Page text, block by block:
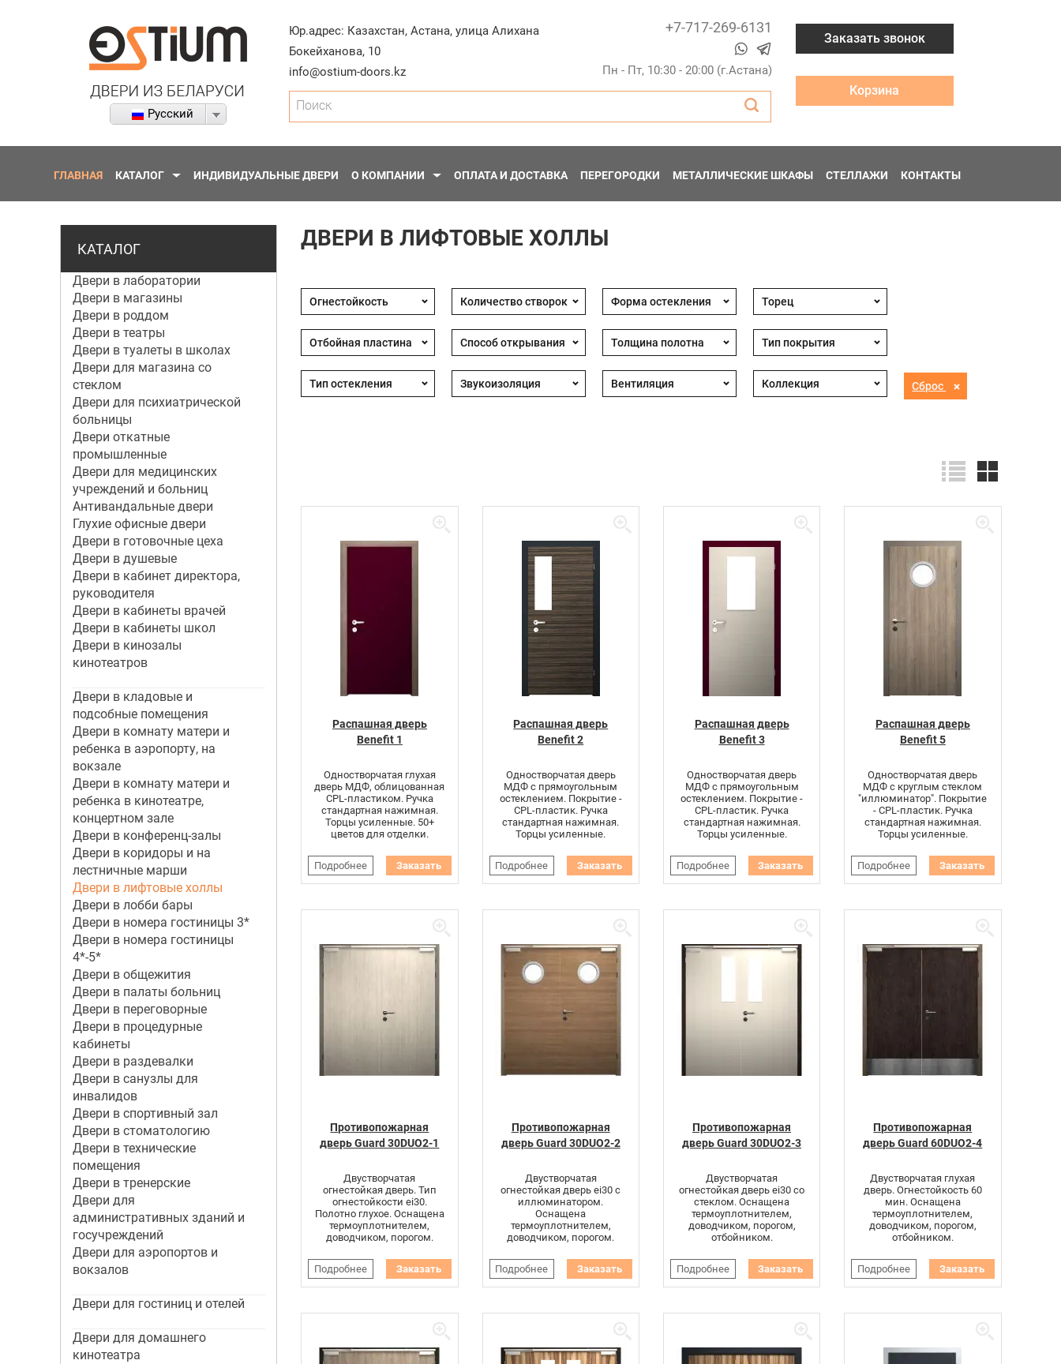
Русский
Юр.адрес: Казахстан,Астана,улица Алихана
Бокейханова, 10
info@ostium-doors.kz
+7-717-269-6131
Пн - Пт, 10:30 - 20:00 (г.Астана)
Поиск
Заказать звонок
Корзина
ГЛАВНАЯ КАТАЛОГ ИНДИВИДУАЛЬНЫЕ ДВЕРИ О КОМПАНИИ ОПЛАТА И ДОСТАВКА ПЕРЕГОРОДКИ МЕТАЛЛИЧЕСКИЕ ШКАФЫ СТЕЛЛАЖИ КОНТАКТЫ
КАТАЛОГ
Двери в лаборатории
Двери в магазины
Двери в роддом
Двери в театры
Двери в туалеты в школах
Двери для магазина со
стеклом
Двери для психиатрической
больницы
Двери откатные
промышленные
Двери для медицинских
учреждений и больниц
Антивандальные двери
Глухие офисные двери
Двери в готовочные цеха
Двери в душевые
Двери в кабинет директора,
руководителя
Двери в кабинеты врачей
Двери в кабинеты школ
Двери в кинозалы
кинотеатров
Двери в кладовые и
подсобные помещения
Двери в комнату матери и
ребенка в аэропорту, на
вокзале
Двери в комнату матери и
ребенка в кинотеатре,
концертном зале
Двери в конференц-залы
Двери в коридоры и на
лестничные марши
Двери в лифтовые холлы
Двери в лобби бары
Двери в номера гостиницы 3*
Двери в номера гостиницы
4*-5*
Двери в общежития
Двери в палаты больниц
Двери в переговорные
Двери в процедурные
кабинеты
Двери в раздевалки
Двери в санузлы для
инвалидов
Двери в спортивный зал
Двери в стоматологию
Двери в технические
помещения
Двери в тренерские
Двери для
административных зданий и
госучреждений
Двери для аэропортов и
вокзалов
Двери для гостиниц и отелей
Двери для домашнего
кинотеатра
ДВЕРИ В ЛИФТОВЫЕ ХОЛЛЫ
Сброс
Распашная дверь
Benefit 1
Одностворчатая глухая
дверь МДФ, облицованная
CPL-пластиком. Ручка
стандартная нажимная.
Торцы усиленные. 50+
цветов для отделки.
Подробнее Заказать
Распашная дверь
Benefit 2
Одностворчатая дверь
МДФ с прямоугольным
остеклением. Покрытие -
CPL-пластик. Ручка
стандартная нажимная.
Торцы усиленные.
Подробнее Заказать
Распашная дверь
Benefit 3
Одностворчатая дверь
МДФ с прямоугольным
остеклением. Покрытие -
CPL-пластик. Ручка
стандартная нажимная.
Торцы усиленные.
Подробнее Заказать
Распашная дверь
Benefit 5
Одностворчатая дверь
МДФ с круглым стеклом
"иллюминатор". Покрытие
- CPL-пластик. Ручка
стандартная нажимная.
Торцы усиленные.
Подробнее Заказать
Противопожарная
дверь Guard 30DUO2-1
Двустворчатая
огнестойкая дверь. Тип
огнестойкости ei30.
Полотно глухое. Оснащена
термоуплотнителем,
доводчиком, порогом.
Подробнее Заказать
Противопожарная
дверь Guard 30DUO2-2
Двустворчатая
огнестойкая дверь ei30 с
иллюминатором.
Оснащена
термоуплотнителем,
доводчиком, порогом.
Подробнее Заказать
Противопожарная
дверь Guard 30DUO2-3
Двустворчатая
огнестойкая дверь ei30 со
стеклом. Оснащена
термоуплотнителем,
доводчиком, порогом,
отбойником.
Подробнее Заказать
Противопожарная
дверь Guard 60DUO2-4
Двустворчатая глухая
дверь. Огнестойкость 60
мин. Оснащена
термоуплотнителем,
доводчиком, порогом,
отбойником.
Подробнее Заказать